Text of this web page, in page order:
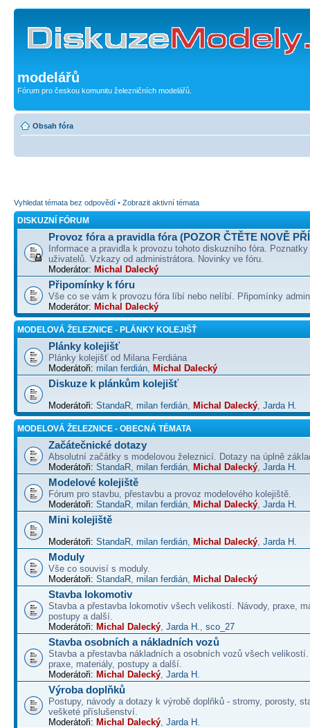
modelářů
Fórum pro českou komunitu železničních modelářů.
Obsah fóra
Vyhledat témata bez odpovědí • Zobrazit aktivní témata
DISKUZNÍ FÓRUM
Provoz fóra a pravidla fóra (POZOR ČTĚTE NOVĚ
Informace a pravidla k provozu tohoto diskuzního fóra.
uživatelů. Vzkazy od administrátora. Novinky ve fóru.
Moderátor: Michal Dalecký
Připomínky k fóru
Vše co se vám k provozu fóra líbí nebo nelíbí. Připomínky
Moderátor: Michal Dalecký
MODELOVÁ ŽELEZNICE - PLÁNKY KOLEJIŠŤ
Plánky kolejišť
Plánky kolejišť od Milana Ferdiána
Moderátoři: milan ferdián, Michal Dalecký
Diskuze k plánkům kolejišť
Moderátoři: StandaR, milan ferdián, Michal Dalecký, Jarda H.
MODELOVÁ ŽELEZNICE - OBECNÁ TÉMATA
Začátečnické dotazy
Absolutní začátky s modelovou železnicí. Dotazy na úplně
Moderátoři: StandaR, milan ferdián, Michal Dalecký, Jarda H.
Modelové kolejiště
Fórum pro stavbu, přestavbu a provoz modelového kolejiště.
Moderátoři: StandaR, milan ferdián, Michal Dalecký, Jarda H.
Mini kolejiště
Moderátoři: StandaR, milan ferdián, Michal Dalecký, Jarda H.
Moduly
Vše co souvisí s moduly.
Moderátoři: StandaR, milan ferdián, Michal Dalecký
Stavba lokomotiv
Stavba a přestavba lokomotiv všech velikostí. Návody, praxe,
postupy a další.
Moderátoři: Michal Dalecký, Jarda H., sco_27
Stavba osobních a nákladních vozů
Stavba a přestavba nákladních a osobních vozů všech velikostí.
praxe, materiály, postupy a další.
Moderátoři: Michal Dalecký, Jarda H.
Výroba doplňků
Postupy, návody a dotazy k výrobě doplňků - stromy, porosty,
vešketé příslušenství.
Moderátoři: Michal Dalecký, Jarda H.